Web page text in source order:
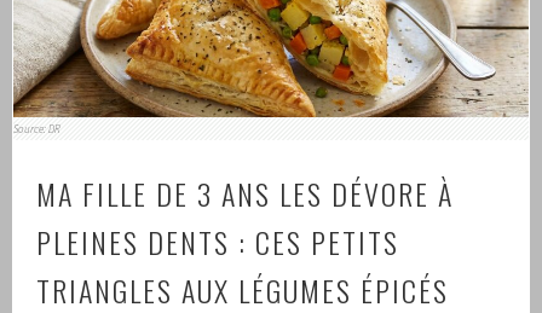
Source: DR
MA FILLE DE 3 ANS LES DÉVORE À
PLEINES DENTS : CES PETITS
TRIANGLES AUX LÉGUMES ÉPICÉS